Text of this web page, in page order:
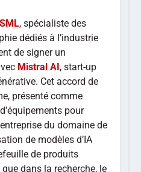
, spécialiste des
dédiés à l’industrie
de signer un
Mistral AI, start-up
Cet accord de
présenté comme
pour
du domaine de
de modèles d’IA
de produits
dans la recherche, le